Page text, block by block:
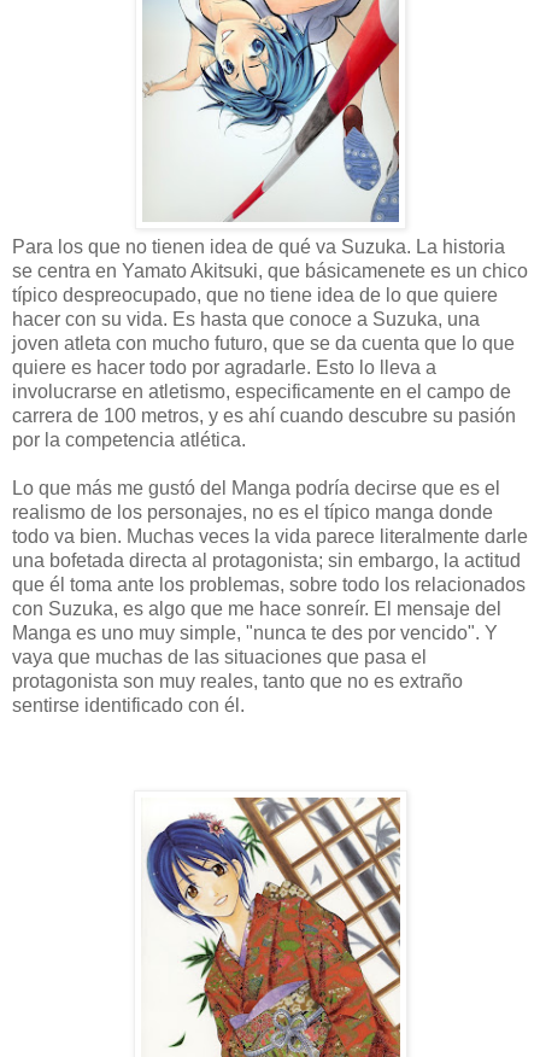
Para los que no tienen idea de qué va Suzuka. La historia
se centra en Yamato Akitsuki, que básicamenete es un chico
típico despreocupado, que no tiene idea de lo que quiere
hacer con su vida. Es hasta que conoce a Suzuka, una
joven atleta con mucho futuro, que se da cuenta que lo que
quiere es hacer todo por agradarle. Esto lo lleva a
involucrarse en atletismo, especificamente en el campo de
carrera de 100 metros, y es ahí cuando descubre su pasión
por la competencia atlética.
Lo que más me gustó del Manga podría decirse que es el
realismo de los personajes, no es el típico manga donde
todo va bien. Muchas veces la vida parece literalmente darle
una bofetada directa al protagonista; sin embargo, la actitud
que él toma ante los problemas, sobre todo los relacionados
con Suzuka, es algo que me hace sonreír. El mensaje del
Manga es uno muy simple, "nunca te des por vencido". Y
vaya que muchas de las situaciones que pasa el
protagonista son muy reales, tanto que no es extraño
sentirse identificado con él.